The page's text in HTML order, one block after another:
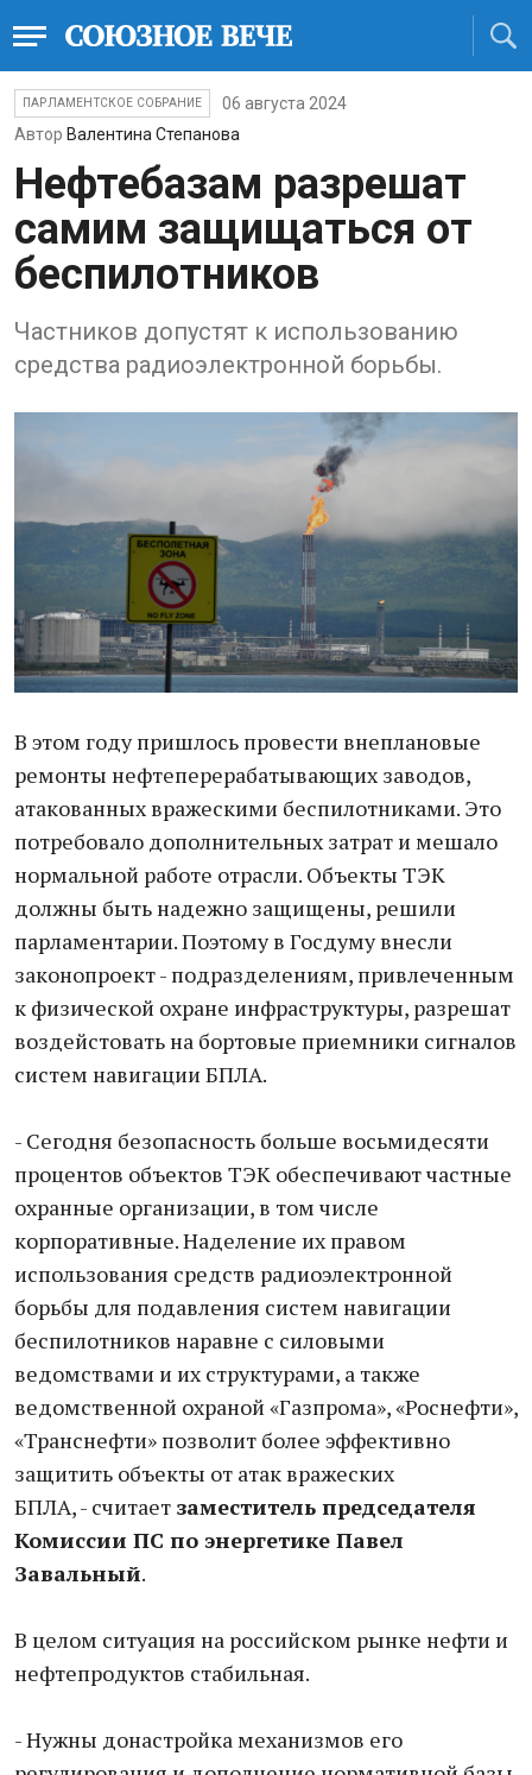
ПАРЛАМЕНТСКОЕ СОБРАНИЕ
06 августа 2024
Автор Валентина Степанова
Нефтебазам разрешат
самим защищаться от
беспилотников
Частников допустят к использованию
средства радиоэлектронной борьбы.
В этом году пришлось провести внеплановые
ремонты нефтеперерабатывающих заводов,
атакованных вражескими беспилотниками. Это
потребовало дополнительных затрат и мешало
нормальной работе отрасли. Объекты ТЭК
должны быть надежно защищены, решили
парламентарии. Поэтому в Госдуму внесли
законопроект - подразделениям, привлеченным
к физической охране инфраструктуры, разрешат
воздейстовать на бортовые приемники сигналов
систем навигации БПЛА.
- Сегодня безопасность больше восьмидесяти
процентов объектов ТЭК обеспечивают частные
охранные организации, в том числе
корпоративные. Наделение их правом
использования средств радиоэлектронной
борьбы для подавления систем навигации
беспилотников наравне с силовыми
ведомствами и их структурами, а также
ведомственной охраной «Газпрома», «Роснефти»,
«Транснефти» позволит более эффективно
защитить объекты от атак вражеских
БПЛА, - считает заместитель председателя
Комиссии ПС по энергетике Павел
Завальный.
В целом ситуация на российском рынке нефти и
нефтепродуктов стабильная.
- Нужны донастройка механизмов его